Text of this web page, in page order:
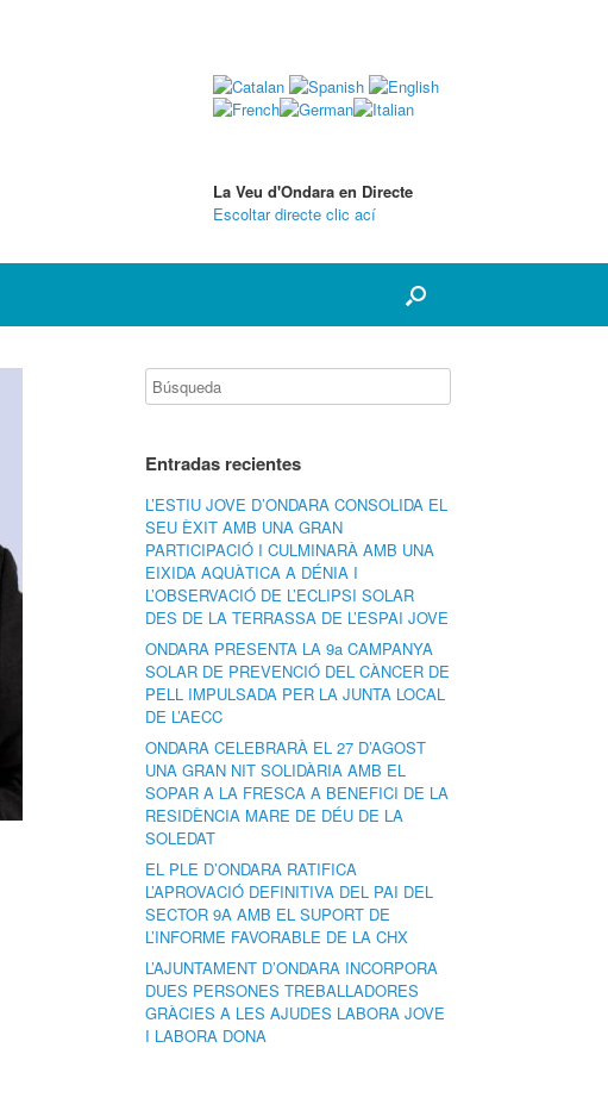
La Veu d'Ondara en Directe
Escoltar directe clic ací
Entradas recientes
L’ESTIU JOVE D’ONDARA CONSOLIDA EL
SEU ÈXIT AMB UNA GRAN
PARTICIPACIÓ I CULMINARÀ AMB UNA
EIXIDA AQUÀTICA A DÉNIA I
L’OBSERVACIÓ DE L’ECLIPSI SOLAR
DES DE LA TERRASSA DE L’ESPAI JOVE
ONDARA PRESENTA LA 9a CAMPANYA
SOLAR DE PREVENCIÓ DEL CÀNCER DE
PELL IMPULSADA PER LA JUNTA LOCAL
DE L’AECC
ONDARA CELEBRARÀ EL 27 D’AGOST
UNA GRAN NIT SOLIDÀRIA AMB EL
SOPAR A LA FRESCA A BENEFICI DE LA
RESIDÈNCIA MARE DE DÉU DE LA
SOLEDAT
EL PLE D’ONDARA RATIFICA
L’APROVACIÓ DEFINITIVA DEL PAI DEL
SECTOR 9A AMB EL SUPORT DE
L’INFORME FAVORABLE DE LA CHX
L’AJUNTAMENT D’ONDARA INCORPORA
DUES PERSONES TREBALLADORES
GRÀCIES A LES AJUDES LABORA JOVE
I LABORA DONA